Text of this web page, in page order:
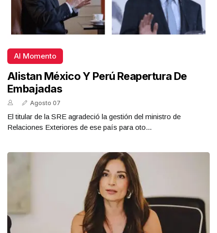
Al Momento
Alistan México Y Perú Reapertura De
Embajadas
Agosto 07
El titular de la SRE agradeció la gestión del ministro de
Relaciones Exteriores de ese país para oto...